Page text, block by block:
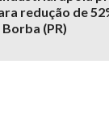
redução de
(PR)